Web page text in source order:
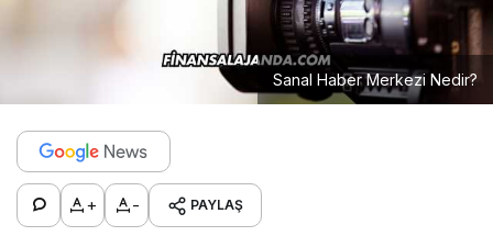
Sanal Haber Merkezi Nedir?
+ - PAYLAŞ